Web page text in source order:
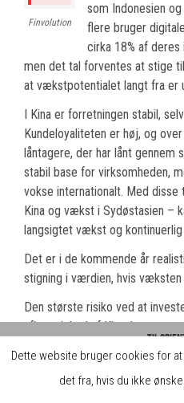
Finvolution
som Indonesien
flere bruger
cirka 18% af
men det tal forventes at stige
at vækstpotentialet langt fra er
I Kina er forretningen stabil,
Kundeloyaliteten er høj, og
låntagere, der har lånt gennem
stabil base for virksomheden,
vokse internationalt. Med
Kina og vækst i Sydøstasien –
langsigtet vækst og
Det er i de kommende år
stigning i værdien, hvis
Den største risiko ved at
afhængighed af Kina, hvor
økonomiske nedture kan få
virksomhedens resultater.
Dette website bruger cookies for
det fra, hvis du ikke
Til
Hos daytrader.dk skaber vi gratis
kan vi blandt andet gøre, fordi vi
for omtale på